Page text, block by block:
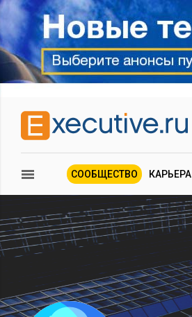
СООБЩЕСТВО КАРЬЕРА